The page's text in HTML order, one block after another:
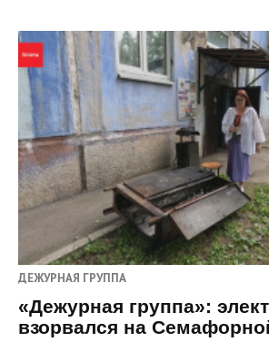
ДЕЖУРНАЯ ГРУППА
«Дежурная группа»:
взорвался на